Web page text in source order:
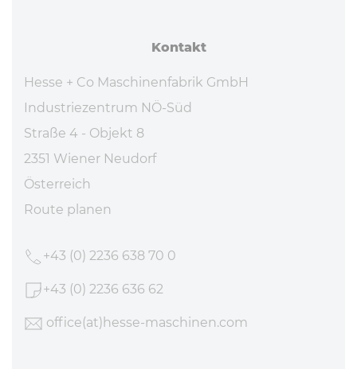
Kontakt
Hesse + Co Maschinenfabrik GmbH
Industriezentrum NÖ-Süd
Straße 4 - Objekt 8
2351 Wiener Neudorf
Österreich
Route planen
+43 (0) 2236 638 70 0
+43 (0) 2236 636 62
office(at)hesse-maschinen.com